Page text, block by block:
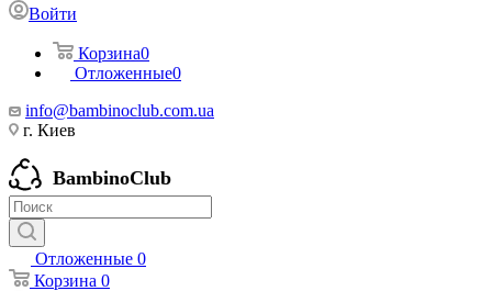
Войти
Корзина0
Отложенные0
info@bambinoclub.com.ua
г. Киев
BambinoClub
Отложенные 0
Корзина 0